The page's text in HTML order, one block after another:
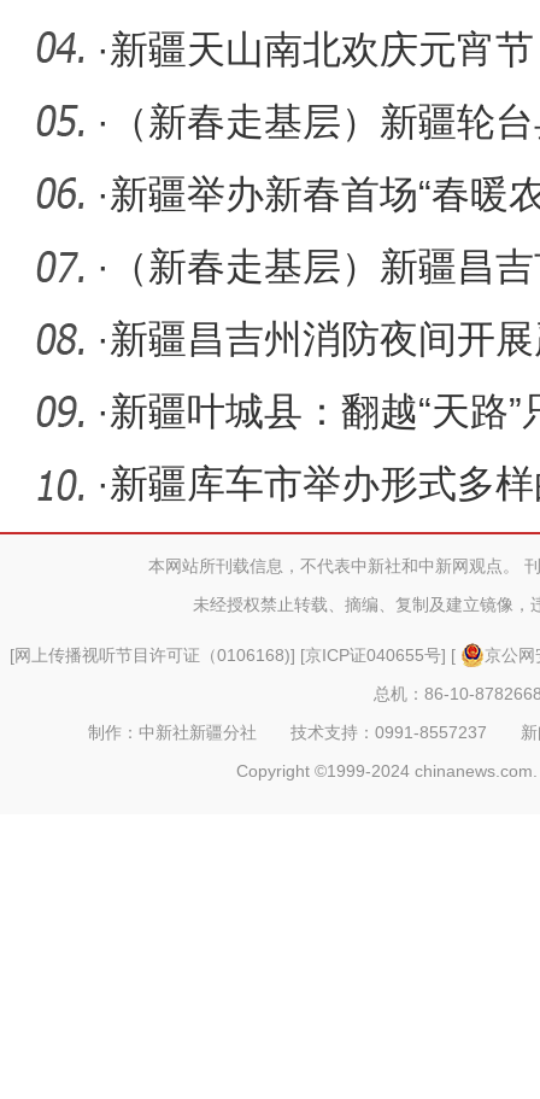
社火表
·新疆天山南北欢庆元宵节
·
（新春走基层）新疆轮
·新疆举办新春首场“春暖
·
（新春走基层）新疆昌
节民间社
·新疆昌吉州消防夜间开
备性能测
·新疆叶城县：翻越“天路
校
·新疆库车市举办形式多
本网站所刊载信息，不代表中新社和中新网观点。
未经授权禁止转载、摘编、复制及建立镜像，
[网上传播视听节目许可证（0106168)] [京ICP证040655号] [
京公
总机：86-10-
制作：中新社新疆分社 技术支持：0991-8557237
Copyright ©1999-2024